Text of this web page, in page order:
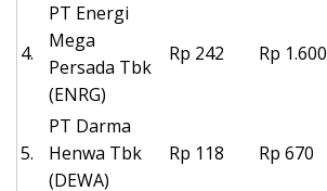
4.
PT Energi
Mega
Persada Tbk
(ENRG)
Rp 242 Rp 1.600
5.
PT Darma
Henwa Tbk
(DEWA)
Rp 118 Rp 670